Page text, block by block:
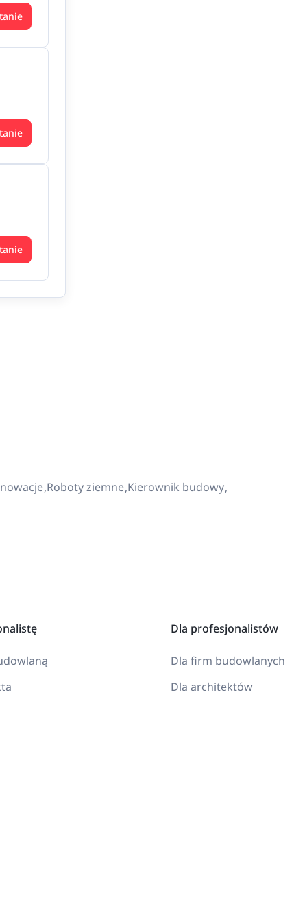
Roboty ziemneKierownik budowy
Dla profesjonalistów
Dla firm budowlanych
Dla architektów